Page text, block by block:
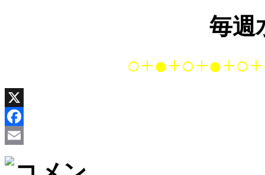
毎週
X
Facebook
Email